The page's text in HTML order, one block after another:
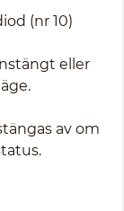
(nr 10)
eller
av om